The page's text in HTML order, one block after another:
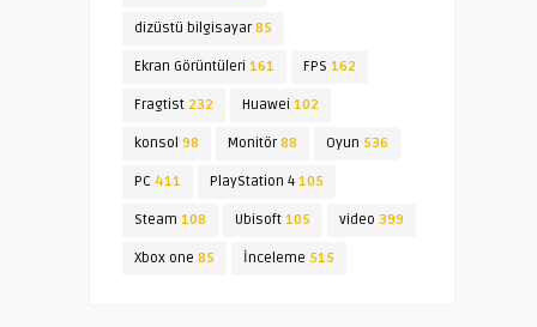
dizüstü bilgisayar85
Ekran Görüntüleri 161 FPS 162
Fragtist 232 Huawei 102
konsol 98 Monitör88 Oyun 536
PC 411 PlayStation 4 105
Steam 108 Ubisoft 105 video 399
Xbox one 85 İnceleme 515